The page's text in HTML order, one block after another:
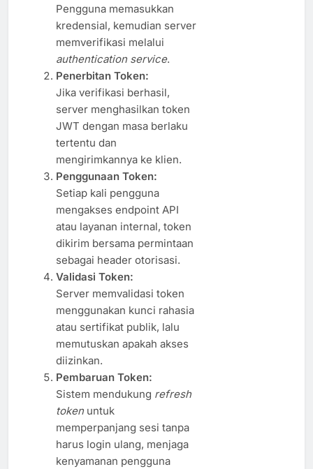
Pengguna memasukkan
kredensial, kemudian server
memverifikasi melalui
authentication service.
Penerbitan Token:
Jika verifikasi berhasil,
server menghasilkan token
JWT dengan masa berlaku
tertentu dan
mengirimkannya ke klien.
Penggunaan Token:
Setiap kali pengguna
mengakses endpoint API
atau layanan internal, token
dikirim bersama permintaan
sebagai header otorisasi.
Validasi Token:
Server memvalidasi token
menggunakan kunci rahasia
atau sertifikat publik, lalu
memutuskan apakah akses
diizinkan.
Pembaruan Token:
Sistem mendukung refresh
tokenuntuk
memperpanjang sesi tanpa
harus login ulang, menjaga
kenyamanan pengguna